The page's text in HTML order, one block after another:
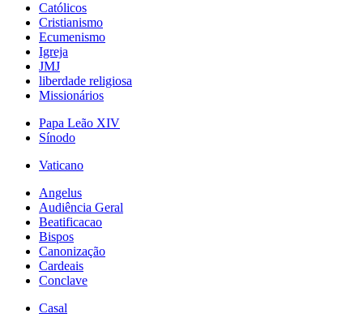
Católicos
Cristianismo
Ecumenismo
Igreja
JMJ
liberdade religiosa
Missionários
Papa Leão XIV
Sínodo
Vaticano
Angelus
Audiência Geral
Beatificacao
Bispos
Canonização
Cardeais
Conclave
Casal